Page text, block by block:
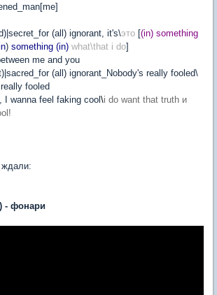
(all) ignorant, it's\это [(in) something
) something (in) what\that i do]
me and you
(all) ignorant_Nobody's really fooled\
fooled
I wanna feel faking cool \i do want that truth и
ждали:
- фонари